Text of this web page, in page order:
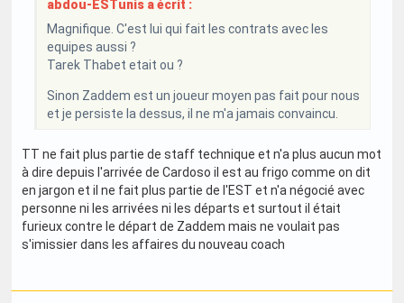
abdou-ESTunis a écrit :
Magnifique. C'est lui qui fait les contrats avec les
equipes aussi ?
Tarek Thabet etait ou ?
Sinon Zaddem est un joueur moyen pas fait pour nous
et je persiste la dessus, il ne m'a jamais convaincu.
TT ne fait plus partie de staff technique et n'a plus aucun mot
à dire depuis l'arrivée de Cardoso il est au frigo comme on dit
en jargon et il ne fait plus partie de l'EST et n'a négocié avec
personne ni les arrivées ni les départs et surtout il était
furieux contre le départ de Zaddem mais ne voulait pas
s'imissier dans les affaires du nouveau coach